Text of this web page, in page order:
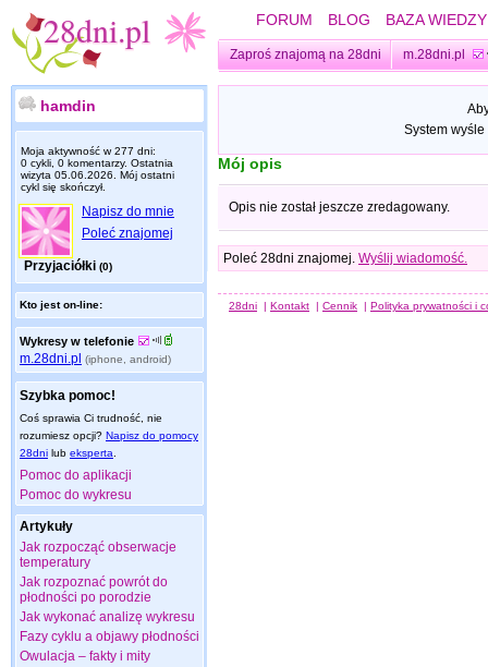
FORUM BLOG BAZA WIEDZY
Zaproś znajomą na 28dni m.28dni.pl
hamdin
Moja aktywność w 277 dni:
0 cykli, 0 komentarzy. Ostatnia
wizyta 05.06.2026 . Mój ostatni
cykl się skończył.
Napisz do mnie
Poleć znajomej
Przyjaciółki (0)
Kto jest on-line:
Wykresy w telefonie
m.28dni.pl (iphone, android)
Szybka pomoc!
Coś sprawia Ci trudność, nie
rozumiesz opcji? Napisz do pomocy
28dni lub eksperta
Pomoc do aplikacji
Pomoc do wykresu
Artykuły
Jak rozpocząć obserwacje
temperatury
Jak rozpoznać powrót do
płodności po porodzie
Jak wykonać analizę wykresu
Fazy cyklu a objawy płodności
Owulacja – fakty i mity
System
Mój opis
Opis nie został jeszcze zredagowany.
Poleć 28dni znajomej. Wyślij wiadomość.
28dni | Kontakt | Cennik | Polityka prywatności i